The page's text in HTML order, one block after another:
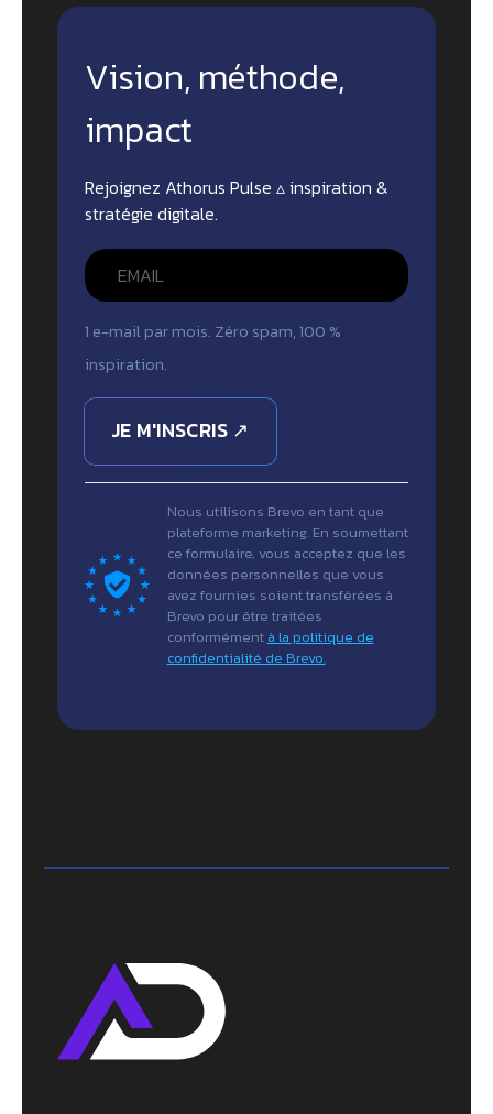
Vision, méthode,
impact
Rejoignez Athorus Pulse ▵ inspiration &
stratégie digitale.
1 e-mail par mois. Zéro spam, 100 %
inspiration.
JE M'INSCRIS ↗
Nous utilisons Brevo en tant que
plateforme marketing. En soumettant
ce formulaire, vous acceptez que les
données personnelles que vous
avez fournies soient transférées à
Brevo pour être traitées
conformément à la politique de
confidentialité de Brevo.